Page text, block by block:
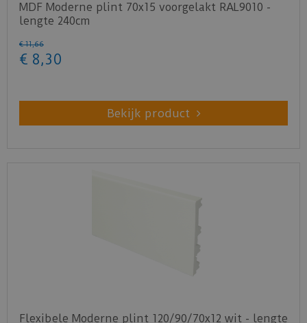
MDF Moderne plint 70x15 voorgelakt RAL9010 -
lengte 240cm
€ 11,66
€ 8,30
Bekijk product
Flexibele Moderne plint 120/90/70x12 wit - lengte